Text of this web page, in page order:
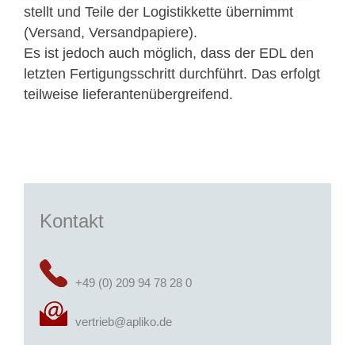
stellt und Teile der Logistikkette übernimmt
(Versand, Versandpapiere).
Es ist jedoch auch möglich, dass der EDL den
letzten Fertigungsschritt durchführt. Das erfolgt
teilweise lieferantenübergreifend.
Kontakt
+49 (0) 209 94 78 28 0
vertrieb@apliko.de